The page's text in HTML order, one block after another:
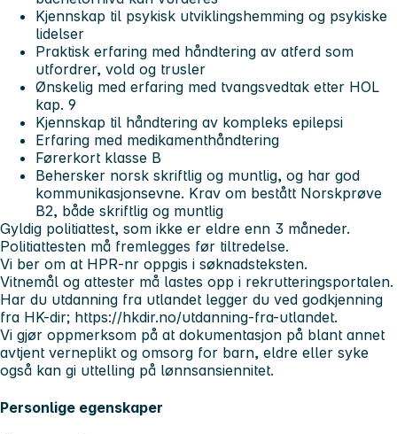
Kjennskap til psykisk utviklingshemming og psykiske
lidelser
Praktisk erfaring med håndtering av atferd som
utfordrer, vold og trusler
Ønskelig med erfaring med tvangsvedtak etter HOL
kap. 9
Kjennskap til håndtering av kompleks epilepsi
Erfaring med medikamenthåndtering
Førerkort klasse B
Behersker norsk skriftlig og muntlig, og har god
kommunikasjonsevne. Krav om bestått Norskprøve
B2, både skriftlig og muntlig
Gyldig politiattest, som ikke er eldre enn 3 måneder.
Politiattesten må fremlegges før tiltredelse.
Vi ber om at HPR-nr oppgis i søknadsteksten.
Vitnemål og attester må lastes opp i rekrutteringsportalen.
Har du utdanning fra utlandet legger du ved godkjenning
fra HK-dir; https://hkdir.no/utdanning-fra-utlandet.
Vi gjør oppmerksom på at dokumentasjon på blant annet
avtjent verneplikt og omsorg for barn, eldre eller syke
også kan gi uttelling på lønnsansiennitet.
Personlige egenskaper